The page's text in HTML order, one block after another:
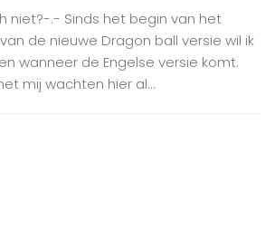
niet?-.- Sinds het begin van het
de nieuwe Dragon ball versie wil ik
wanneer de Engelse versie komt.
mij wachten hier al...